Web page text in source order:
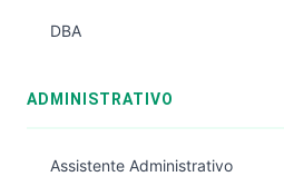
DBA
ADMINISTRATIVO
Assistente Administrativo